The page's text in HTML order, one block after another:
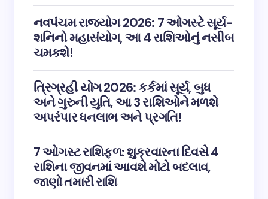
નવપંચમ રાજયોગ 2026: 7 ઓગસ્ટે સૂર્ય-
શનિનો મહાસંયોગ, આ 4 રાશિઓનું નસીબ
ચમકશે!
ત્રિગ્રહી યોગ 2026: કર્કમાં સૂર્ય, બુધ
અને ગુરુની યુતિ, આ 3 રાશિઓને મળશે
અપરંપાર ધનલાભ અને પ્રગતિ!
7 ઓગસ્ટ રાશિફળ: શુક્રવારના દિવસે 4
રાશિના જીવનમાં આવશે મોટો બદલાવ,
જાણો તમારી રાશિ